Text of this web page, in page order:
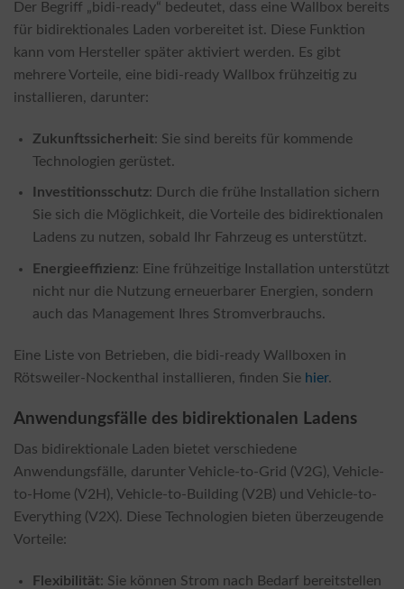
Der Begriff „bidi-ready“ bedeutet, dass eine Wallbox bereits
für bidirektionales Laden vorbereitet ist. Diese Funktion
kann vom Hersteller später aktiviert werden. Es gibt
mehrere Vorteile, eine bidi-ready Wallbox frühzeitig zu
installieren, darunter:
Zukunftssicherheit: Sie sind bereits für kommende
Technologien gerüstet.
Investitionsschutz: Durch die frühe Installation sichern
Sie sich die Möglichkeit, die Vorteile des bidirektionalen
Ladens zu nutzen, sobald Ihr Fahrzeug es unterstützt.
Energieeffizienz: Eine frühzeitige Installation unterstützt
nicht nur die Nutzung erneuerbarer Energien, sondern
auch das Management Ihres Stromverbrauchs.
Eine Liste von Betrieben, die bidi-ready Wallboxen in
Rötsweiler-Nockenthal installieren, finden Sie hier.
Anwendungsfälle des bidirektionalen Ladens
Das bidirektionale Laden bietet verschiedene
Anwendungsfälle, darunter Vehicle-to-Grid (V2G), Vehicle-
to-Home (V2H), Vehicle-to-Building (V2B) und Vehicle-to-
Everything (V2X). Diese Technologien bieten überzeugende
Vorteile:
Flexibilität: Sie können Strom nach Bedarf bereitstellen